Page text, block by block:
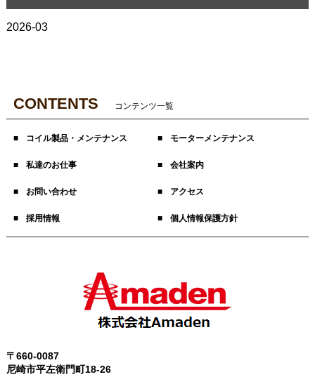
2026-03
CONTENTS コンテンツ一覧
コイル製品・メンテナンス モーターメンテナンス
私達のお仕事 会社案内
お問い合わせ アクセス
採用情報 個人情報保護方針
〒660-0087
尼崎市平左衛門町18-26